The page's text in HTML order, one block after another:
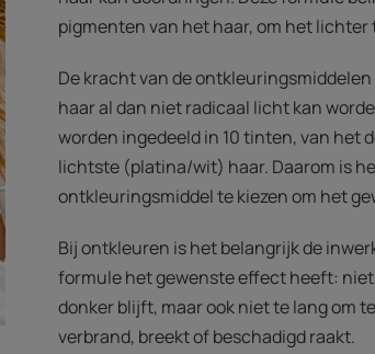
pigmenten van het haar, om het lichter
De kracht van de
haar al dan niet radicaal licht kan
worden ingedeeld in 10 tinten, van het
lichtste (platina/wit) haar. Daarom is
ontkleuringsmiddel te kiezen om het
Bij ontkleuren is het belangrijk de
formule het gewenste effect heeft:
donker blijft, maar ook niet te lang om
verbrand, breekt of beschadigd raakt.